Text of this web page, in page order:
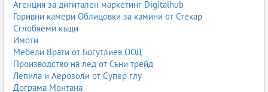
гранулирани фуражи на едро
гранулирани фуражи цена
1.3. Протеинови фуражи
Протеиновите фуражи са богати на белтъчини и са незаменима
част от храненето на животните, особено при интензивно
отглеждане. Най-често използваните протеинови източници са
Агенция за дигитален маркетинг Digitalhub
Горивни камери Облицовки за камини от Стекар
Сглобяеми къщи
Имоти
Мебели Врати от Богутлиев ООД
Производство на лед от Съни трейд
Лепила и Аерозоли от Супер глу
Дограма Монтана